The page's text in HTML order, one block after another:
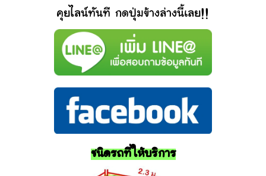
คุยไลน์ทันที กดปุ่มข้างล่างนี้เลย!!
ชนิดรถที่ให้บริการ